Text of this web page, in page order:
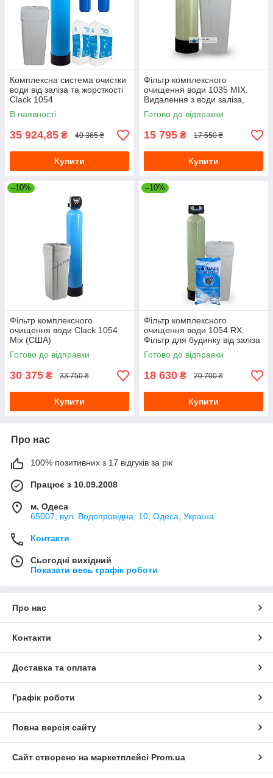
Комплексна система очистки
води від заліза та жорсткості
Clack 1054
В наявності
35 924,85 ₴ 40 365 ₴
Купити
Фільтр комплексного
очищення води 1035 MIX.
Видалення з води заліза,
марганцю, жорсткості та
амонію
Готово до відправки
15 795 ₴ 17 550 ₴
Купити
–10%
Фільтр комплексного
очищення води Clack 1054
Mix (США)
Готово до відправки
30 375 ₴ 33 750 ₴
Купити
–10%
Фільтр комплексного
очищення води 1054 RX.
Фільтр для будинку від заліза
та жорсткості
Готово до відправки
18 630 ₴ 20 700 ₴
Купити
Про нас
100% позитивних з 17 відгуків за рік
Працює з 10.09.2008
м. Одеса
65007, вул. Водопровідна, 10, Одеса, Україна
Контакти
Сьогодні вихідний
Показати весь графік роботи
Про нас
Контакти
Доставка та оплата
Графік роботи
Повна версія сайту
Сайт створено на маркетплейсі Prom.ua